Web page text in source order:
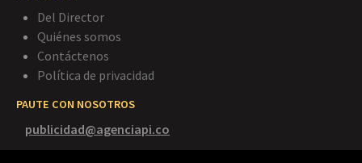
Del Director
Quiénes somos
Contáctenos
Política de privacidad
PAUTE CON NOSOTROS
publicidad@agenciapi.co